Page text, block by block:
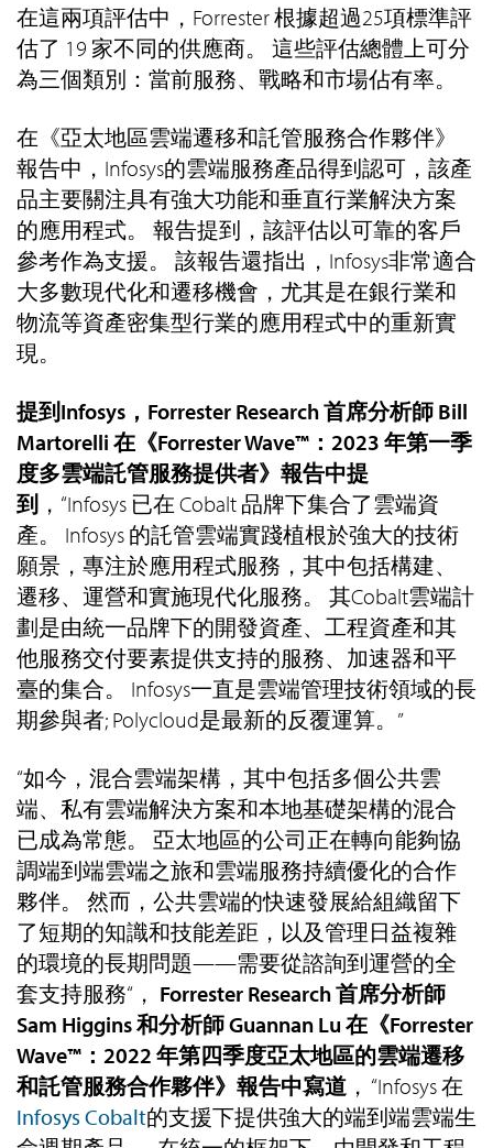
在這兩項評估中，Forrester 根據超過25項標準評
估了 19 家不同的供應商。 這些評估總體上可分
為三個類別：當前服務、戰略和市場佔有率。
在《亞太地區雲端遷移和託管服務合作夥伴》
報告中，Infosys的雲端服務產品得到認可，該產
品主要關注具有強大功能和垂直行業解決方案
的應用程式。 報告提到，該評估以可靠的客戶
參考作為支援。 該報告還指出，Infosys非常適合
大多數現代化和遷移機會，尤其是在銀行業和
物流等資產密集型行業的應用程式中的重新實
現。
提到Infosys，Forrester Research 首席分析師 Bill
Martorelli 在《Forrester Wave™：2023 年第一季
度多雲端託管服務提供者》報告中提
到 ，“Infosys 已在 Cobalt 品牌下集合了雲端資
產。 Infosys 的託管雲端實踐植根於強大的技術
願景，專注於應用程式服務，其中包括構建、
遷移、運營和實施現代化服務。 其Cobalt雲端計
劃是由統一品牌下的開發資產、工程資產和其
他服務交付要素提供支持的服務、加速器和平
臺的集合。 Infosys一直是雲端管理技術領域的長
期參與者; Polycloud是最新的反覆運算。”
“如今，混合雲端架構，其中包括多個公共雲
端、私有雲端解決方案和本地基礎架構的混合
已成為常態。 亞太地區的公司正在轉向能夠協
調端到端雲端之旅和雲端服務持續優化的合作
夥伴。 然而，公共雲端的快速發展給組織留下
了短期的知識和技能差距，以及管理日益複雜
的環境的長期問題——需要從諮詢到運營的全
套支持服務“， Forrester Research 首席分析師
Sam Higgins 和分析師 Guannan Lu 在《Forrester
Wave™：2022 年第四季度亞太地區的雲端遷移
和託管服務合作夥伴》報告中寫道， “Infosys 在
Infosys Cobalt的支援下提供強大的端到端雲端生